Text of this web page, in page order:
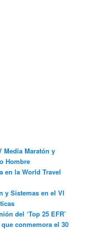
Media Maratón y
Hombre
en la World Travel
y Sistemas en el VI
del ‘Top 25 EFR’
conmemora el 30